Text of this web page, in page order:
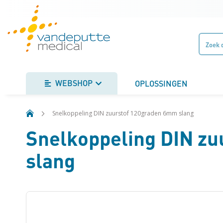
naar
de
inhoud
WEBSHOP OPLOSSINGEN
Snelkoppeling DIN zuurstof 120graden 6mm slang
Snelkoppeling DIN
slang
Ga